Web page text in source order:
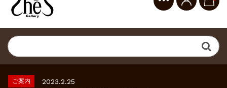
ご案内
2023.2.25
ギャラリーシーズ「秋の美術散歩 京都・大...
砂澤ビッキ展 －砂澤ビッキの生きた時代－...
ご案内
2023.4.25
ご案内
2023.2.25